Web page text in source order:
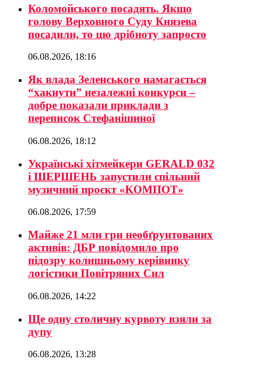
Коломойського посадять. Якщо
голову Верховного Суду Князева
посадили, то цю дрібноту запросто
06.08.2026, 18:16
Як влада Зеленського намагається
“хакнути” незалежні конкурси –
добре показали приклади з
переписок Стефанішиної
06.08.2026, 18:12
Українські хітмейкери GERALD 032
і ШЕРШЕНЬ запустили спільний
музичний проєкт «КОМПОТ»
06.08.2026, 17:59
Майже 21 млн грн необґрунтованих
активів: ДБР повідомило про
підозру колишньому керівнику
логістики Повітряних Сил
06.08.2026, 14:22
Ще одну столичну курвоту взяли за
дупу
06.08.2026, 13:28